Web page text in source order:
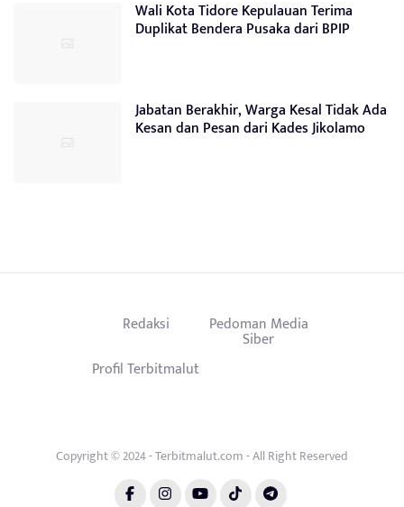
Wali Kota Tidore Kepulauan Terima
Duplikat Bendera Pusaka dari BPIP
Jabatan Berakhir, Warga Kesal Tidak Ada
Kesan dan Pesan dari Kades Jikolamo
Redaksi Pedoman Media
Siber
Profil Terbitmalut
Copyright © 2024 - Terbitmalut.com - All Right Reserved